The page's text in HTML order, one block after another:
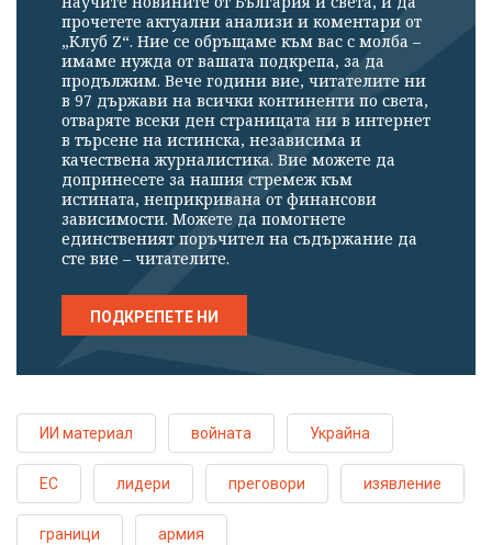
прочетете актуални анализи и коментари от
„Клуб Z“. Ние се обръщаме към вас с молба –
имаме нужда от вашата подкрепа, за да
продължим. Вече години вие, читателите ни
в 97 държави на всички континенти по света,
отваряте всеки ден страницата ни в интернет
в търсене на истинска, независима и
качествена журналистика. Вие можете да
допринесете за нашия стремеж към
истината, неприкривана от финансови
зависимости. Можете да помогнете
единственият поръчител на съдържание да
сте вие – читателите.
ПОДКРЕПЕТЕ НИ
ИИ материал войната Украйна
ЕС лидери преговори изявление
граници армия